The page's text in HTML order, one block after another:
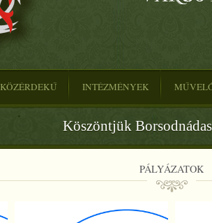
KÖZÉRDEKŰ INTÉZMÉNYEK
Köszöntjük
PÁLYÁZATOK